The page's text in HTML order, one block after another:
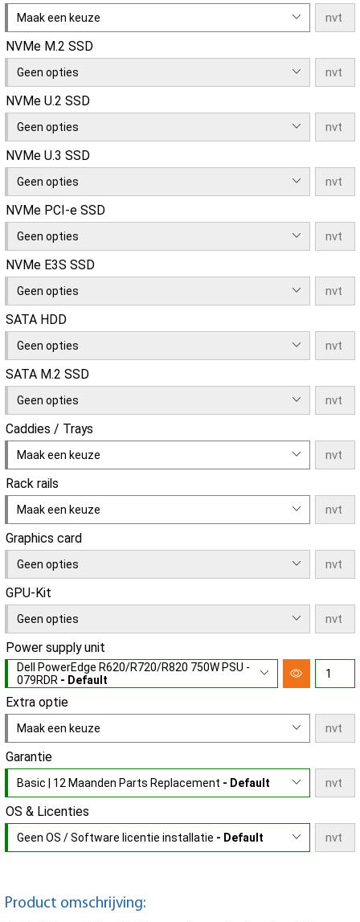
Maak een keuze
NVMe M.2 SSD
Geen opties
NVMe U.2 SSD
Geen opties
NVMe U.3 SSD
Geen opties
NVMe PCI-e SSD
Geen opties
NVMe E3S SSD
Geen opties
SATA HDD
Geen opties
SATA M.2 SSD
Geen opties
Caddies / Trays
Maak een keuze
Rack rails
Maak een keuze
Graphics card
Geen opties
GPU-Kit
Geen opties
Power supply unit
Dell PowerEdge R620/R720/R820 750W PSU -
079RDR - Default
Extra optie
Maak een keuze
Garantie
Basic | 12 Maanden Parts Replacement - Default
OS & Licenties
Geen OS / Software licentie installatie - Default
Product omschrijving: